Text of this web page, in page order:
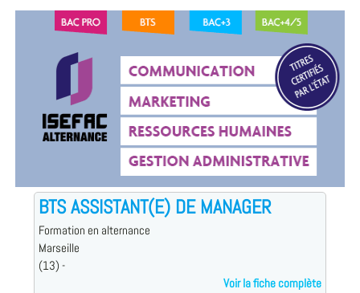
BTS ASSISTANT(E) DE MANAGER
Formation en alternance
Marseille
(13) -
Voir la fiche complète